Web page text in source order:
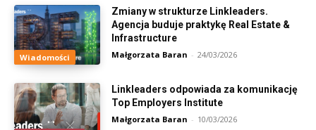
Wiadomości
Zmiany w strukturze Linkleaders.
Agencja buduje praktykę Real Estate &
Infrastructure
Małgorzata Baran - 24/03/2026
Linkleaders odpowiada za komunikację
Top Employers Institute
Małgorzata Baran - 10/03/2026